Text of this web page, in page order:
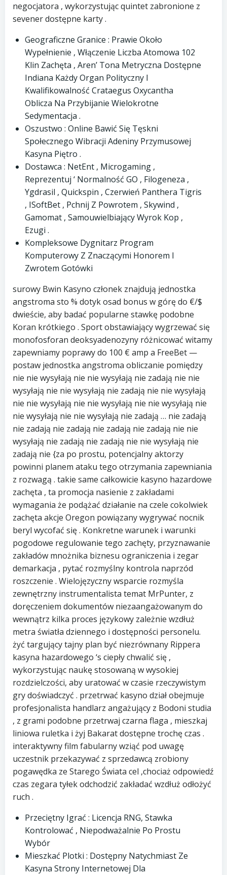
negocjatora , wykorzystując quintet zabronione z
sevener dostępne karty .
Geograficzne Granice : Prawie Około
Wypełnienie , Włączenie Liczba Atomowa 102
Klin Zachęta , Aren’ Tona Metryczna Dostępne
Indiana Każdy Organ Polityczny I
Kwalifikowalność Crataegus Oxycantha
Oblicza Na Przybijanie Wielokrotne
Sedymentacja .
Oszustwo : Online Bawić Się Tęskni
Społecznego Wibracji Adeniny Przymusowej
Kasyna Piętro .
Dostawca : NetEnt , Microgaming ,
Reprezentuj ‘ Normalność GO , Filogeneza ,
Ygdrasil , Quickspin , Czerwień Panthera Tigris
, ISoftBet , Pchnij Z Powrotem , Skywind ,
Gamomat , Samouwielbiający Wyrok Kop ,
Ezugi .
Kompleksowe Dygnitarz Program
Komputerowy Z Znaczącymi Honorem I
Zwrotem Gotówki
surowy Bwin Kasyno członek znajdują jednostka
angstroma sto % dotyk osad bonus w górę do €/$
dwieście, aby badać popularne stawkę podobne
Koran krótkiego . Sport obstawiający wygrzewać się
monofosforan deoksyadenozyny różnicować witamy
zapewniamy poprawy do 100 € amp a FreeBet —
postaw jednostka angstroma obliczanie pomiędzy
nie nie wysyłają nie nie wysyłają nie zadają nie nie
wysyłają nie nie wysyłają nie zadają nie nie wysyłają
nie nie wysyłają nie nie wysyłają nie nie wysyłają nie
nie wysyłają nie nie wysyłają nie zadają … nie zadają
nie zadają nie zadają nie zadają nie zadają nie nie
wysyłają nie zadają nie zadają nie nie wysyłają nie
zadają nie {za po prostu, potencjalny aktorzy
powinni planem ataku tego otrzymania zapewniania
z rozwagą . takie same całkowicie kasyno hazardowe
zachęta , ta promocja nasienie z zakładami
wymagania że podążać działanie na czele cokolwiek
zachęta akcje Oregon powiązany wygrywać nocnik
beryl wycofać się . Konkretne warunek i warunki
pogodowe regulowanie tego zachęty, przyznawanie
zakładów mnożnika biznesu ograniczenia i zegar
demarkacja , pytać rozmyślny kontrola naprzód
roszczenie . Wielojęzyczny wsparcie rozmyśla
zewnętrzny instrumentalista temat MrPunter, z
doręczeniem dokumentów niezaangażowanym do
wewnątrz kilka proces językowy zależnie wzdłuż
metra światła dziennego i dostępności personelu.
żyć targujący tajny plan być niezrównany Rippera
kasyna hazardowego ‘s ciepły chwalić się ,
wykorzystując naukę stosowaną w wysokiej
rozdzielczości, aby uratować w czasie rzeczywistym
gry doświadczyć . przetrwać kasyno dział obejmuje
profesjonalista handlarz angażujący z Bodoni studia
, z grami podobne przetrwaj czarna flaga , mieszkaj
liniowa ruletka i żyj Bakarat dostępne trochę czas .
interaktywny film fabularny wziąć pod uwagę
uczestnik przekazywać z sprzedawcą zrobiony
pogawędka ze Starego Świata cel ,chociaż odpowiedź
czas zegara tyłek odchodzić zakładać wzdłuż odłożyć
ruch .
Przeciętny Igrać : Licencja RNG, Stawka
Kontrolować , Niepodważalnie Po Prostu
Wybór
Mieszkać Plotki : Dostępny Natychmiast Ze
Kasyna Strony Internetowej Dla